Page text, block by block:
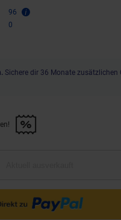
96
0
Sichere dir 36 Monate zusätzlichen
aktivieren!" anwenden